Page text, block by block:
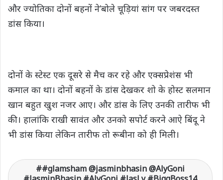
और ज्योतिका दोनों बहनों ने’बोले चूड़ियां सांग पर जबरदस्त
डांस किया।
दोनों के स्टेस्ट एक दूसरे से मैच कर रहे और एक्सप्रेशंस भी
कमाल का था। दोनों बहनों के डांस देखकर शो के होस्ट सलमान
खान बहुत खुश नजर आए। और डांस के लिए उनकी तारीफ भी
की। हालांकि राखी सावंत और उनको सपोर्ट करने आऐ बिंदू ने
भी डांस किया लेकिन तारीफ तो रूबीना को ही मिली।
#glamsham @jasminbhasin @AlyGoni